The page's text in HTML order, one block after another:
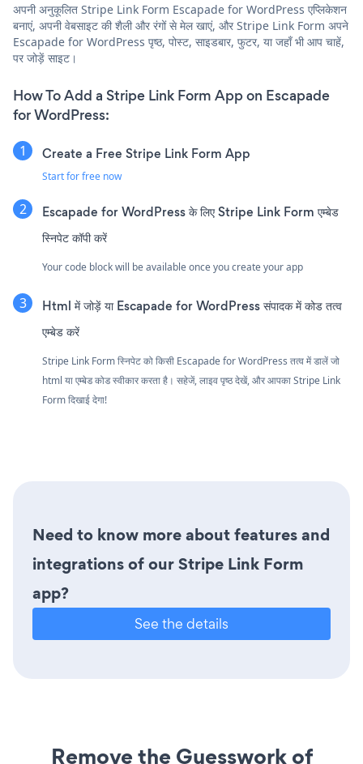
अपनी अनुकूलित Stripe Link Form Escapade for WordPress एप्लिकेशन
बनाएं, अपनी वेबसाइट की शैली और रंगों से मेल खाएं, और Stripe Link Form अपने
Escapade for WordPress पृष्ठ, पोस्ट, साइडबार, फुटर, या जहाँ भी आप चाहें,
पर जोड़ें साइट।
How To Add a Stripe Link Form App on Escapade
for WordPress:
Create a Free Stripe Link Form App
Start for free now
Escapade for WordPress के लिए Stripe Link Form एम्बेड
स्निपेट कॉपी करें
Your code block will be available once you create your app
Html में जोड़ें या Escapade for WordPress संपादक में कोड तत्व
एम्बेड करें
Stripe Link Form स्निपेट को किसी Escapade for WordPress तत्व में डालें जो
html या एम्बेड कोड स्वीकार करता है। सहेजें, लाइव पृष्ठ देखें, और आपका Stripe Link
Form दिखाई देगा!
Need to know more about features and
integrations of our Stripe Link Form
app?
See the details
Remove the Guesswork of